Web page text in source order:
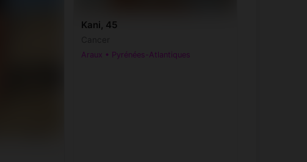
Kani, 45
Araux • Pyrénées-Atlantiques